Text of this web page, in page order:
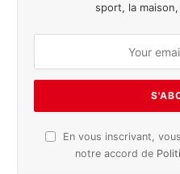
sport, la
En vous inscrivant,
notre accord de